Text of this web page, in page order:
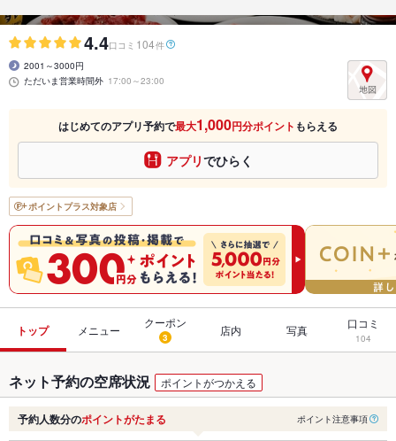
4.4口コミ 104件
2001～3000円
ただいま営業時間外 17:00～23:00
はじめてのアプリ予約で最大1,000円分ポイント もらえる
アプリでひらく
ポイントプラス対象店
トップ メニュー
クーポン
3 店内 写真 口コミ
104
ネット予約の空席状況 ポイントがつかえる
予約人数分のポイントがたまる ポイント注意事項